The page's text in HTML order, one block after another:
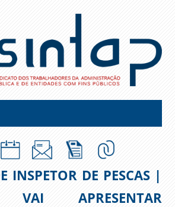
INSPETOR DE PESCAS |
VAI APRESENTAR